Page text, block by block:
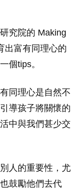
究院的 Making
出富有同理心的
個tips。
同理心是自然不
導孩子將關懷的
中與我們甚少交
人的重要性，尤
鼓勵他們去代